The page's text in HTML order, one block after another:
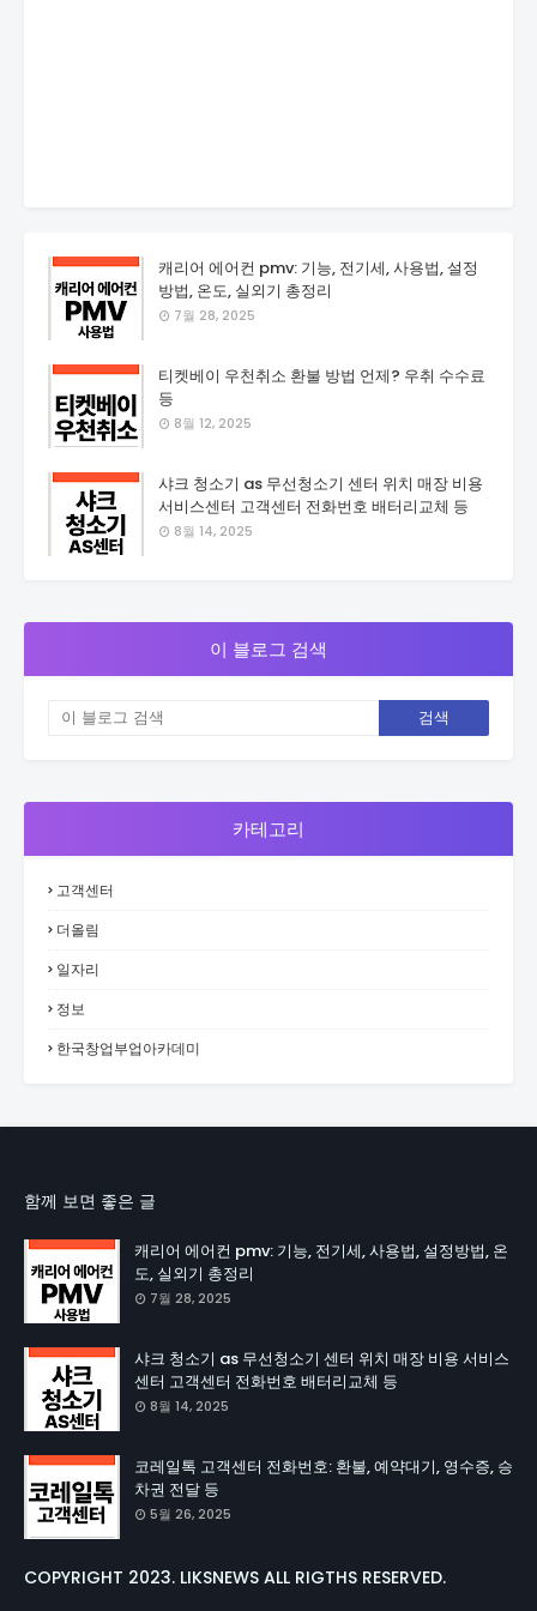
캐리어 에어컨 pmv: 기능, 전기세, 사용법, 설정
방법, 온도, 실외기 총정리
7월 28, 2025
티켓베이 우천취소 환불 방법 언제? 우취 수수료
등
8월 12, 2025
샤크 청소기 as 무선청소기 센터 위치 매장 비용
서비스센터 고객센터 전화번호 배터리교체 등
8월 14, 2025
이 블로그 검색
카테고리
고객센터
더올림
일자리
정보
한국창업부업아카데미
함께 보면 좋은 글
캐리어 에어컨 pmv: 기능, 전기세, 사용법, 설정방법, 온
도, 실외기 총정리
7월 28, 2025
샤크 청소기 as 무선청소기 센터 위치 매장 비용 서비스
센터 고객센터 전화번호 배터리교체 등
8월 14, 2025
코레일톡 고객센터 전화번호: 환불, 예약대기, 영수증, 승
차권 전달 등
5월 26, 2025
COPYRIGHT 2023. LIKSNEWS ALL RIGTHS RESERVED.